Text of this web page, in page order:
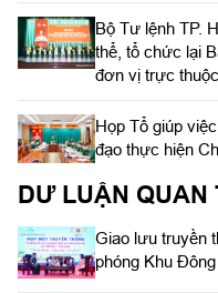
Bộ Tư lệnh TP.
thể, tổ chức lại
đơn vị trực thuộc
Họp Tổ giúp
đạo thực hiện
DƯ LUẬN QUAN
Giao lưu truyền
phóng Khu